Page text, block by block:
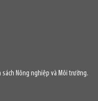
Nông nghiệp và Môi trường.